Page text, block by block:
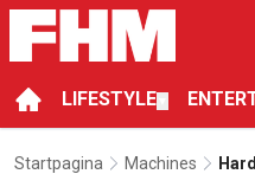
LIFESTYLE
Startpagina Machines